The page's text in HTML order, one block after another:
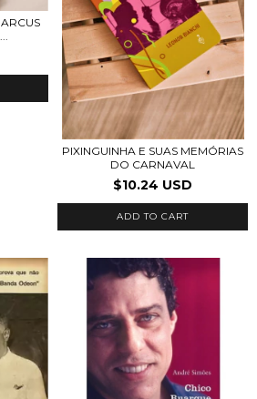
PIXINGUINHA E SUAS MEMÓRIAS
DO CARNAVAL
$10.24 USD
ADD TO CART